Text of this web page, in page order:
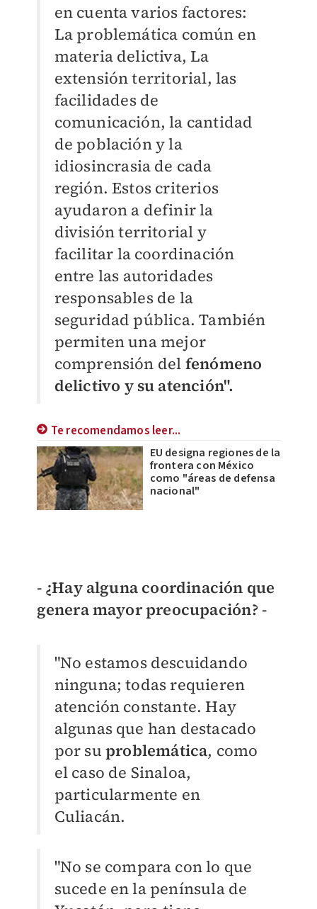
en cuenta varios factores:
La problemática común en
materia delictiva, La
extensión territorial, las
facilidades de
comunicación, la cantidad
de población y la
idiosincrasia de cada
región. Estos criterios
ayudaron a definir la
división territorial y
facilitar la coordinación
entre las autoridades
responsables de la
seguridad pública. También
permiten una mejor
comprensión del fenómeno
delictivo y su atención".
Te recomendamos leer...
EU designa regiones de la
frontera con México
como "áreas de defensa
nacional"
- ¿Hay alguna coordinación que
genera mayor preocupación? -
"No estamos descuidando
ninguna; todas requieren
atención constante. Hay
algunas que han destacado
por su problemática, como
el caso de Sinaloa,
particularmente en
Culiacán.
"No se compara con lo que
sucede en la península de